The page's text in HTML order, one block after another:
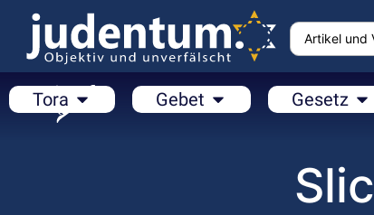
Tora Gebet Gesetz